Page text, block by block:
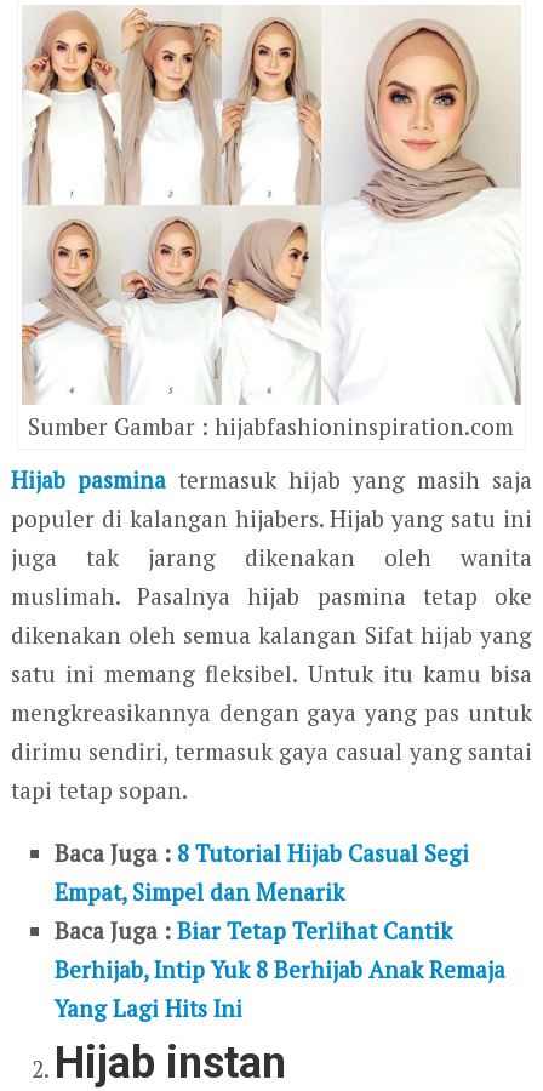
Sumber Gambar : hijabfashioninspiration.com
Hijab pasminatermasuk hijab yang masih saja
populer di kalangan hijabers. Hijab yang satu ini
juga tak jarang dikenakan oleh wanita
muslimah. Pasalnya hijab pasmina tetap oke
dikenakan oleh semua kalangan Sifat hijab yang
satu ini memang fleksibel. Untuk itu kamu bisa
mengkreasikannya dengan gaya yang pas untuk
dirimu sendiri, termasuk gaya casual yang santai
tapi tetap sopan.
Baca Juga : 8 Tutorial Hijab Casual Segi
Empat, Simpel dan Menarik
Baca Juga :Biar Tetap Terlihat Cantik
Berhijab, Intip Yuk 8 Berhijab Anak Remaja
Yang Lagi Hits Ini
Hijab instan